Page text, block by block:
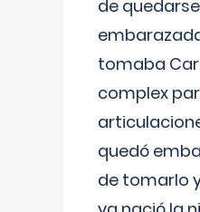
de quedarse
tomaba
complex
quedó
de tomarlo